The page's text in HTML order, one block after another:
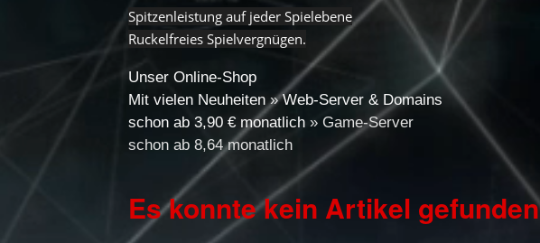
Spitzenleistung auf jeder Spielebene
Ruckelfreies Spielvergnügen.
Unser Online-Shop
Mit vielen Neuheiten»Web-Server & Domains
schon ab 3,90 € monatlich » Game-Server
schon ab 8,64 monatlich
Es konnte kein Artikel